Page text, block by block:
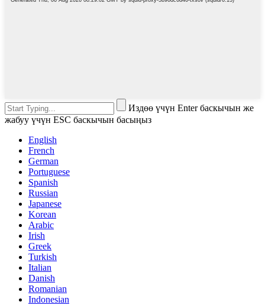
Издөө үчүн Enter баскычын же
жабуу үчүн ESC баскычын басыңыз
English
French
German
Portuguese
Spanish
Russian
Japanese
Korean
Arabic
Irish
Greek
Turkish
Italian
Danish
Romanian
Indonesian